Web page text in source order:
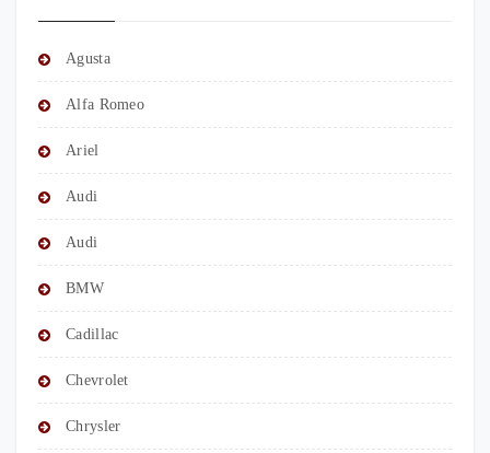
Agusta
Alfa Romeo
Ariel
Audi
Audi
BMW
Cadillac
Chevrolet
Chrysler